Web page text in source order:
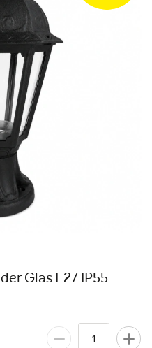
Glas E27 IP55